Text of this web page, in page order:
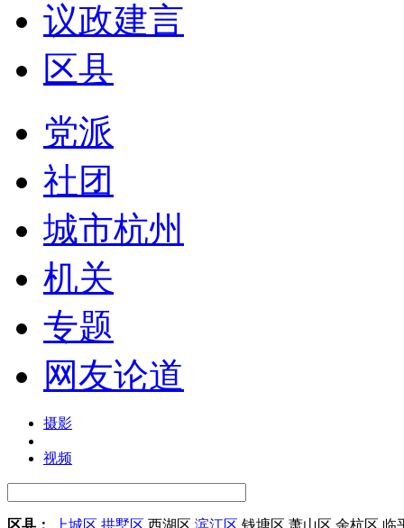
议政建言
区县
党派
社团
城市杭州
机关
专题
网友论道
摄影
视频
区县： 上城区 拱墅区 西湖区 滨江区 钱塘区 萧山区 余杭区 临